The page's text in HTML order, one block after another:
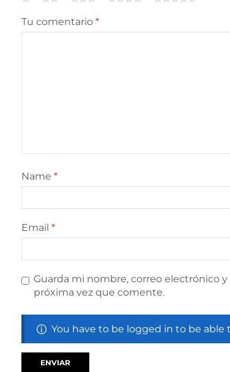
Tu comentario *
Name *
Email *
Guarda mi nombre, correo electrónico
próxima vez que comente.
You have to be logged in to be